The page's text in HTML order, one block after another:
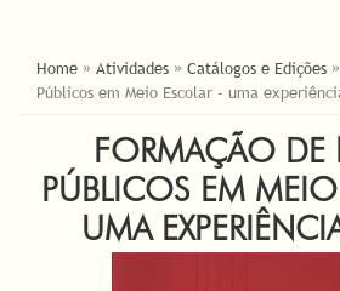
YOU ARE HERE
Home » Atividades » Catálogos e Edições »
Públicos em Meio Escolar - uma
FORMAÇÃO DE
PÚBLICOS EM
UMA